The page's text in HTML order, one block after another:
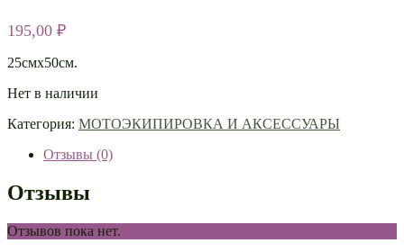
195,00 ₽
25смх50см.
Нет в наличии
Категория: МОТОЭКИПИРОВКА И АКСЕССУАРЫ
Отзывы (0)
Отзывы
Отзывов пока нет.